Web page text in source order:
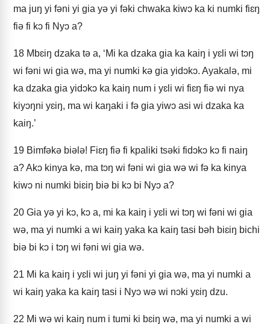
ma juŋ yi fəni yi gia yə yi fəki chwaka kiwɔ ka ki numki fiɛŋ
fiə fi kɔ fi Nyɔ a?
18 Mbɛiŋ dzaka tə a, ‘Mi ka dzaka gia ka kaiŋ i yɛli wi tɔŋ
wi fəni wi gia wə, ma yi numki kə gia yidɔkɔ. Ayakalə, mi
ka dzaka gia yidɔkɔ ka kaiŋ num i yɛli wi fiɛŋ fiə wi nya
kiyɔŋni yɛiŋ, ma wi kaŋaki i fə gia yiwɔ asi wi dzaka ka
kaiŋ.’
19 Bimfəkə biələ! Fiɛŋ fiə fi kpaliki tsəki fidɔkɔ kɔ fi naiŋ
a? Akɔ kinya kə, ma tɔŋ wi fəni wi gia wə wi fə ka kinya
kiwɔ ni numki biɛiŋ biə bi kɔ bi Nyɔ a?
20 Gia yə yi kɔ, kɔ a, mi ka kaiŋ i yɛli wi tɔŋ wi fəni wi gia
wə, ma yi numki a wi kaiŋ yaka ka kaiŋ tasi bəh biɛiŋ bichi
biə bi kɔ i tɔŋ wi fəni wi gia wə.
21 Mi ka kaiŋ i yɛli wi juŋ yi fəni yi gia wə, ma yi numki a
wi kaiŋ yaka ka kaiŋ tasi i Nyɔ wə wi nɔki yɛiŋ dzu.
22 Mi wə wi kaiŋ num i tumi ki bɛiŋ wə, ma yi numki a wi